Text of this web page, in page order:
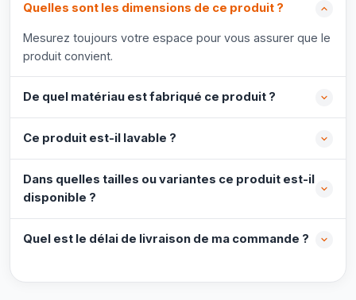
Quelles sont les dimensions de ce produit ?
Mesurez toujours votre espace pour vous assurer que le
produit convient.
De quel matériau est fabriqué ce produit ?
Ce produit est-il lavable ?
Dans quelles tailles ou variantes ce produit est-il
disponible ?
Quel est le délai de livraison de ma commande ?